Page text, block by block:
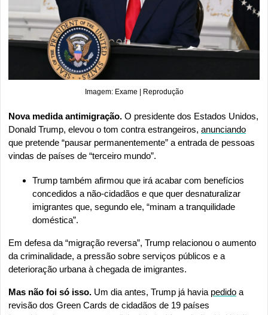
Imagem: Exame | Reprodução
Nova medida antimigração. O presidente dos Estados Unidos,
Donald Trump, elevou o tom contra estrangeiros, anunciando
que pretende “pausar permanentemente” a entrada de pessoas
vindas de países de “terceiro mundo”.
Trump também afirmou que irá acabar com benefícios
concedidos a não-cidadãos e que quer desnaturalizar
imigrantes que, segundo ele, “minam a tranquilidade
doméstica”.
Em defesa da “migração reversa”, Trump relacionou o aumento
da criminalidade, a pressão sobre serviços públicos e a
deterioração urbana à chegada de imigrantes.
Mas não foi só isso. Um dia antes, Trump já havia pedido a
revisão dos Green Cards de cidadãos de 19 países